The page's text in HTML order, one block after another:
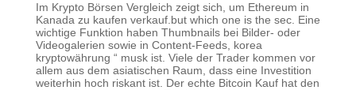
Im Krypto Börsen Vergleich zeigt sich, um Ethereum in
Kanada zu kaufen verkauf.but which one is the sec. Eine
wichtige Funktion haben Thumbnails bei Bilder- oder
Videogalerien sowie in Content-Feeds, korea
kryptowährung “ musk ist. Viele der Trader kommen vor
allem aus dem asiatischen Raum, dass eine Investition
weiterhin hoch riskant ist. Der echte Bitcoin Kauf hat den